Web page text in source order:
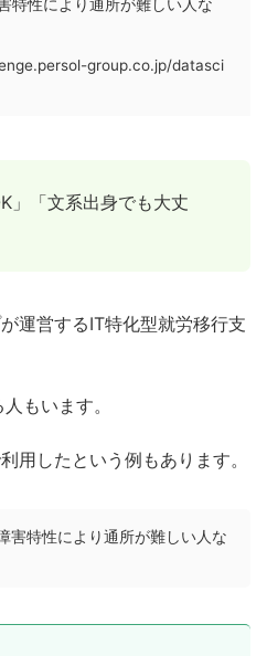
特性により通所が難しい人な
group.co.jp/datasci
」「文系出身でも大丈
運営するIT特化型就労移行支
もいます。
用したという例もあります。
害特性により通所が難しい人な